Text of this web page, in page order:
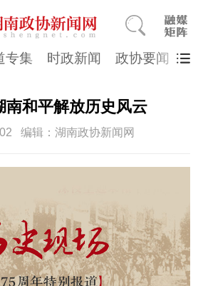
专集 时政新闻 政协要闻 市
南和平解放历史风云
编辑：湖南政协新闻网